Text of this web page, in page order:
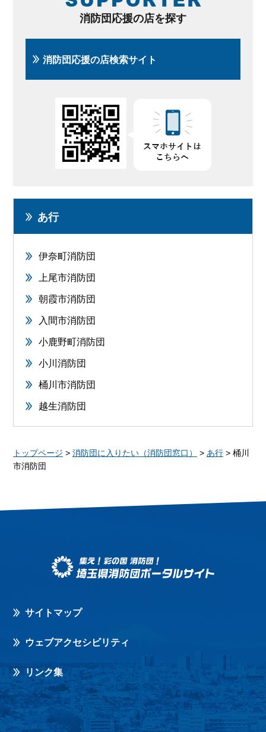
消防団応援の店を探す
消防団応援の店検索サイト
あ行
伊奈町消防団
上尾市消防団
朝霞市消防団
入間市消防団
小鹿野町消防団
小川消防団
桶川市消防団
越生消防団
トップページ > 消防団に入りたい（消防団窓口） > あ行 > 桶川
市消防団
サイトマップ
ウェブアクセシビリティ
リンク集